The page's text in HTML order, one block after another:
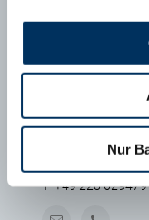
Nur
MAXIMILIAN
Geschäftsführer
T +49 228